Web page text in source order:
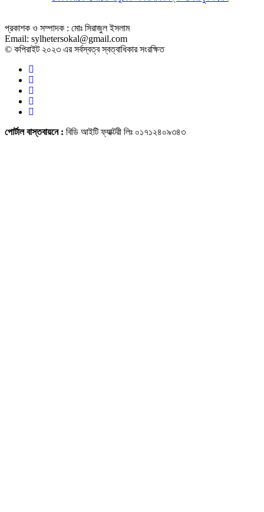
প্রকাশক ও সম্পাদক : মোঃ সিরাজুল ইসলাম
Email: sylhetersokal@gmail.com
© কপিরাইট ২০২৩ এর সর্বস্বত্ব স্বত্বাধিকার সংরক্ষিত
পোর্টাল বাস্তবায়নে : বিডি আইটি ফ্যাক্টরী লিঃ ০১৭১২৪০৯৩৪৩